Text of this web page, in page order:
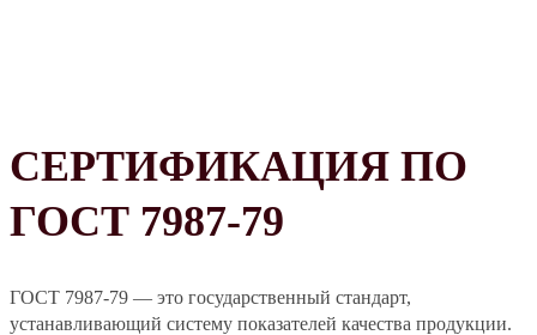
СЕРТИФИКАЦИЯ ПО
ГОСТ 7987-79
ГОСТ 7987-79 — это государственный стандарт,
устанавливающий систему показателей качества продукции.